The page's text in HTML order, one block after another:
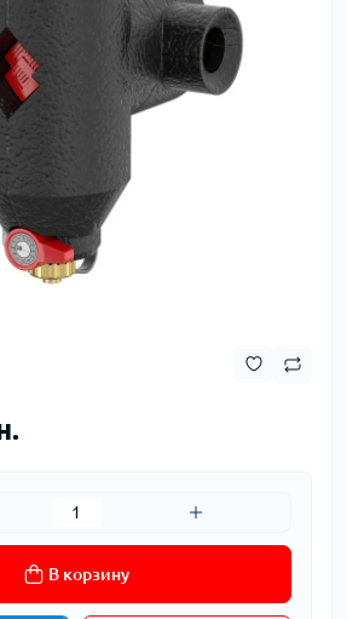
В корзину